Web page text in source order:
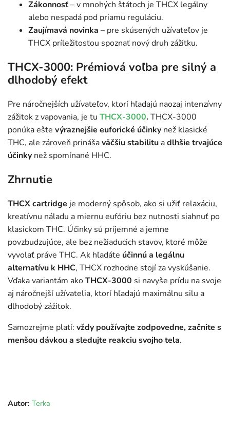
Zákonnosť– v mnohých štátoch je THCX legálny
alebo nespadá pod priamu reguláciu.
Zaujímavá novinka – pre skúsených užívateľov je
THCX príležitosťou spoznať nový druh zážitku.
THCX-3000: Prémiová voľba pre silný a
dlhodobý efekt
Pre náročnejších užívateľov, ktorí hľadajú naozaj intenzívny
zážitok z vapovania, je tu THCX-3000. THCX-3000
ponúka ešte výraznejšie euforické účinky než klasické
THC, ale zároveň prinášaväčšiu stabilitu adlhšie trvajúce
účinky než spomínané HHC.
Zhrnutie
THCX cartridge je moderný spôsob, ako si užiť relaxáciu,
kreatívnu náladu a miernu eufóriu bez nutnosti siahnuť po
klasickom THC. Účinky sú príjemné a jemne
povzbudzujúce, ale bez nežiaducich stavov, ktoré môže
vyvolať práve THC. Ak hľadáte účinnú a legálnu
alternatívu k HHC, THCX rozhodne stojí za vyskúšanie.
Vďaka variantám akoTHCX-3000 si navyše prídu na svoje
aj náročnejší užívatelia, ktorí hľadajú maximálnu silu a
dlhodobý zážitok.
Samozrejme platí: vždy používajte zodpovedne, začnite s
menšou dávkou a sledujte reakciu svojho tela.
Autor: Terka